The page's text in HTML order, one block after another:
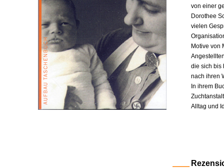
von einer
Dorothee
vielen
Motive von
die sich bis
nach ihren
In ihrem
Alltag und